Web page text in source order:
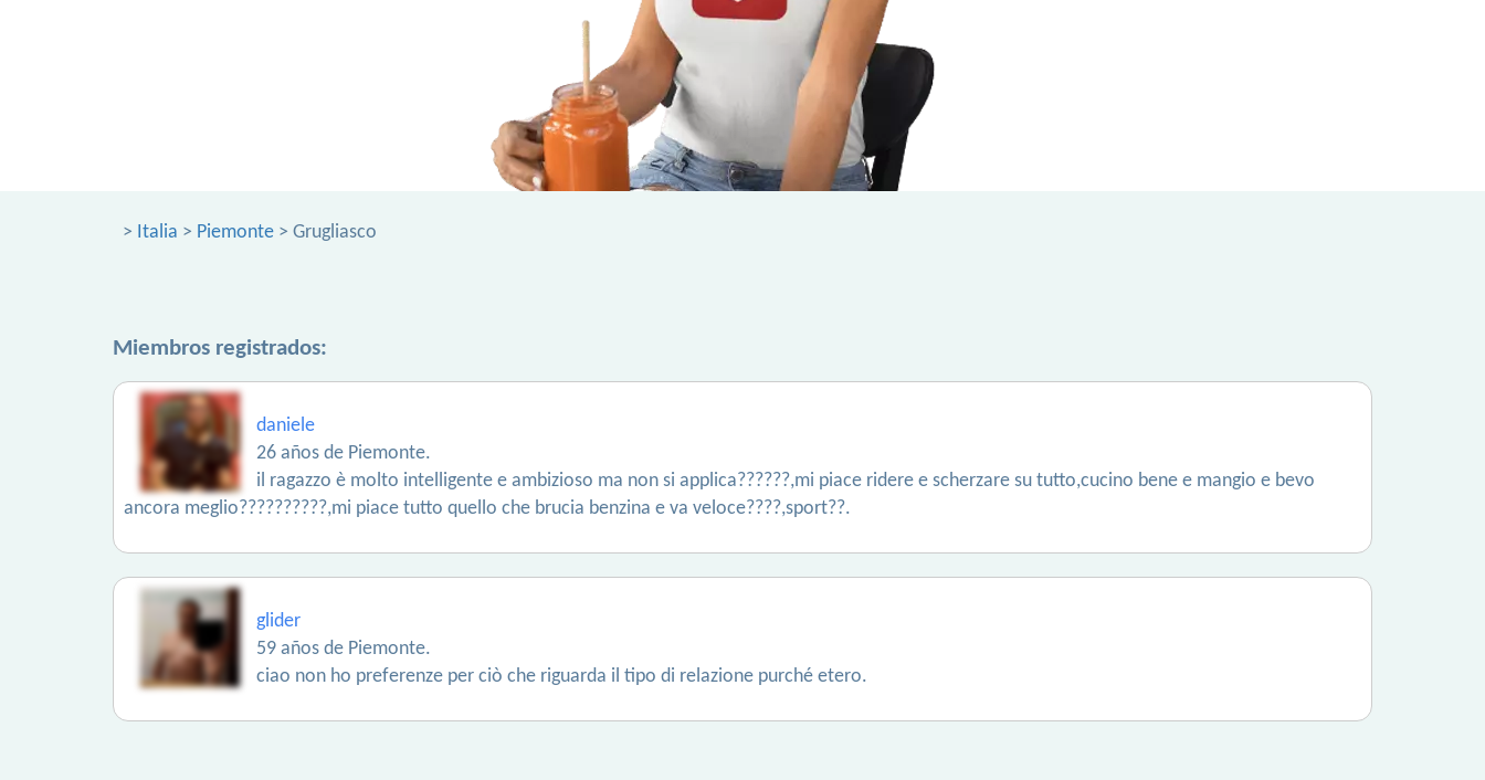
> Italia > Piemonte > Grugliasco
Miembros registrados:
daniele
26 años de Piemonte.
il ragazzo è molto intelligente e ambizioso ma non si applica??????,mi piace ridere e scherzare su tutto,cucino bene e mangio e bevo
ancora meglio??????????,mi piace tutto quello che brucia benzina e va veloce????,sport??.
glider
59 años de Piemonte.
ciao non ho preferenze per ciò che riguarda il tipo di relazione purché etero.